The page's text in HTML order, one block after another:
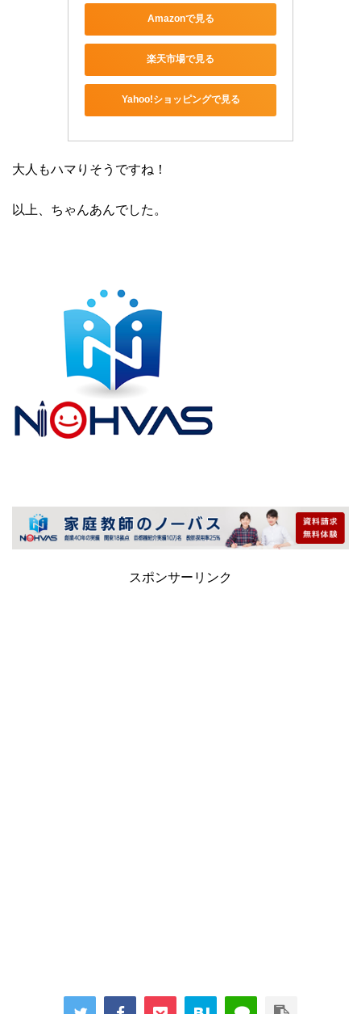
Amazonで見る
楽天市場で見る
Yahoo!ショッピングで見る
大人もハマりそうですね！
以上、ちゃんあんでした。
スポンサーリンク